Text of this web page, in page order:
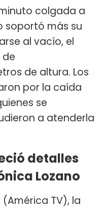
colgada a
soportó más su
al vacío, el
de
de altura. Los
por la caída
se
a atenderla
detalles
Lozano
(América TV), la